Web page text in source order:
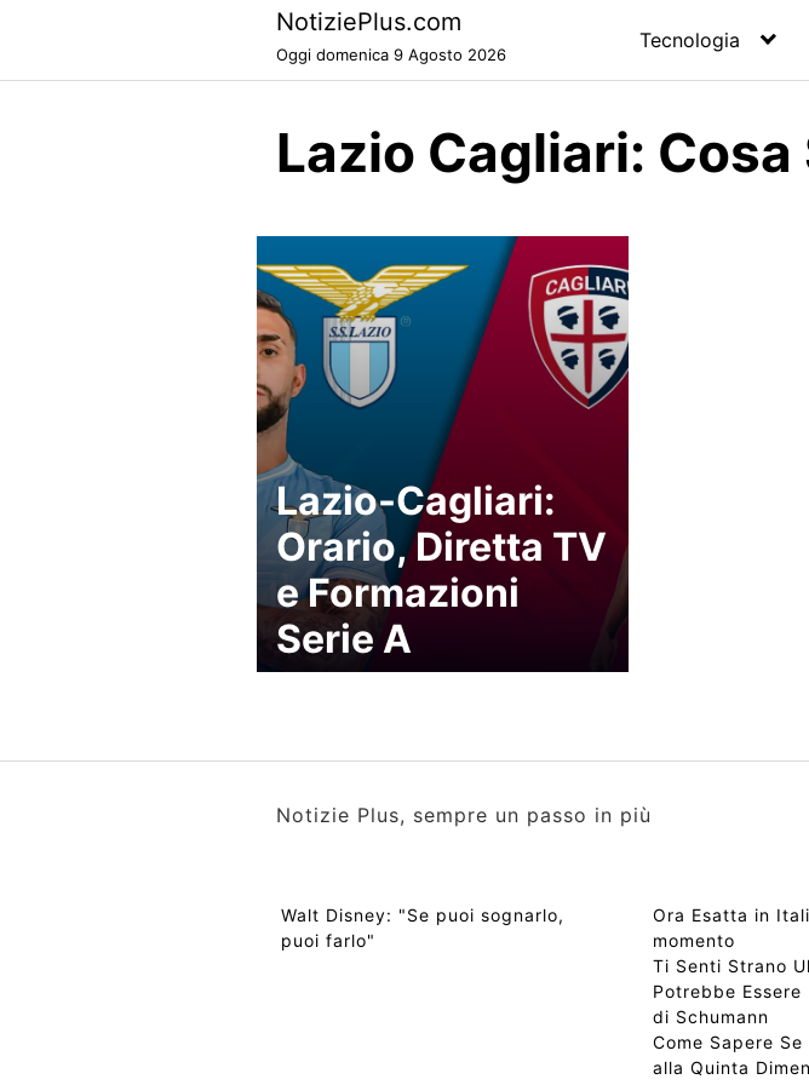
NotiziePlus.com
Oggi domenica 9 Agosto 2026
Tecnologia
Lazio Cagliari:
Lazio-Cagliari:
Orario, Diretta TV
e Formazioni
Serie A
Notizie Plus, sempre un passo in più
Walt Disney: "Se puoi sognarlo,
puoi farlo"
Ora Esatta in
momento
Ti Senti Strano
Potrebbe Essere
di Schumann
Come Sapere
alla Quinta